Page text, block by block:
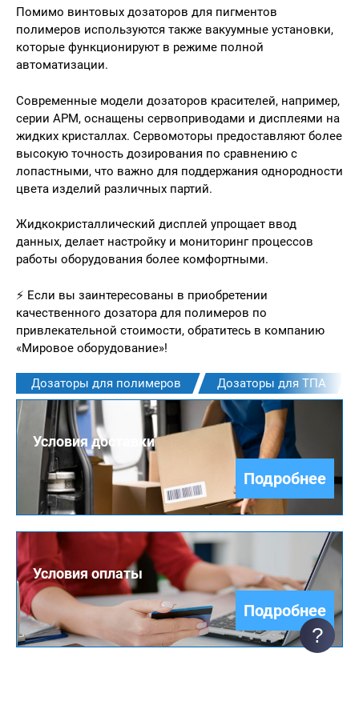
Помимо винтовых дозаторов для пигментов
полимеров используются также вакуумные установки,
которые функционируют в режиме полной
автоматизации.
Современные модели дозаторов красителей, например,
серии APM, оснащены сервоприводами и дисплеями на
жидких кристаллах. Сервомоторы предоставляют более
высокую точность дозирования по сравнению с
лопастными, что важно для поддержания однородности
цвета изделий различных партий.
Жидкокристаллический дисплей упрощает ввод
данных, делает настройку и мониторинг процессов
работы оборудования более комфортными.
⚡ Если вы заинтересованы в приобретении
качественного дозатора для полимеров по
привлекательной стоимости, обратитесь в компанию
«Мировое оборудование»!
Дозаторы для полимеров Дозаторы для ТПА
Условия доставки
Подробнее
Условия оплаты
Подробнее
?